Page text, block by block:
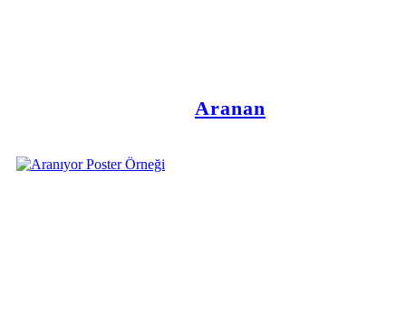
Aranan